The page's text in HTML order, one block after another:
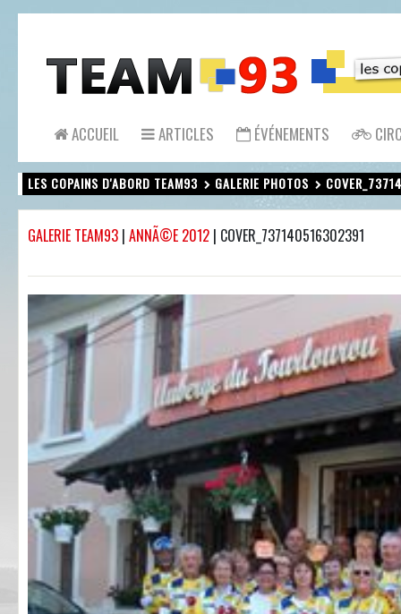
ACCUEIL ARTICLES ÉVÉNEMENTS
LES COPAINS D'ABORD TEAM93 GALERIE PHOTOS
GALERIE TEAM93 | ANNÃ©E 2012 | COVER_737140516302391